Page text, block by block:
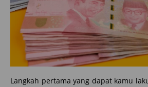
Langkah pertama yang dapat kamu